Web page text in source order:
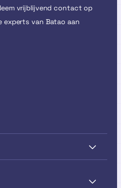
vrijblijvend contact op
experts van Batao aan